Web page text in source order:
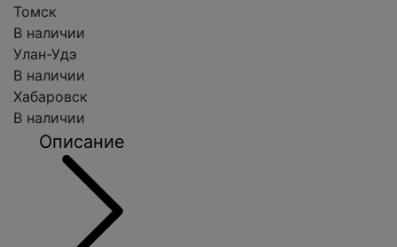
Томск
В наличии
Улан-Удэ
В наличии
Хабаровск
В наличии
Описание